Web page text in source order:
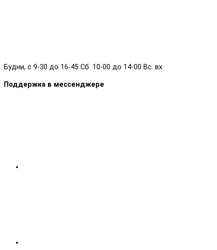
Будни, с 9-30 до 16-45 Сб. 10-00 до 14-00 Вс. вх
Поддержка в мессенджере